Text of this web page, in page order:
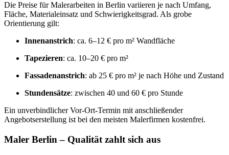
Die Preise für Malerarbeiten in Berlin variieren je nach Umfang,
Fläche, Materialeinsatz und Schwierigkeitsgrad. Als grobe
Orientierung gilt:
Innenanstrich: ca. 6–12 € pro m² Wandfläche
Tapezieren: ca. 10–20 € pro m²
Fassadenanstrich: ab 25 € pro m² je nach Höhe und Zustand
Stundensätze: zwischen 40 und 60 € pro Stunde
Ein unverbindlicher Vor-Ort-Termin mit anschließender
Angebotserstellung ist bei den meisten Malerfirmen kostenfrei.
Maler Berlin – Qualität zahlt sich aus